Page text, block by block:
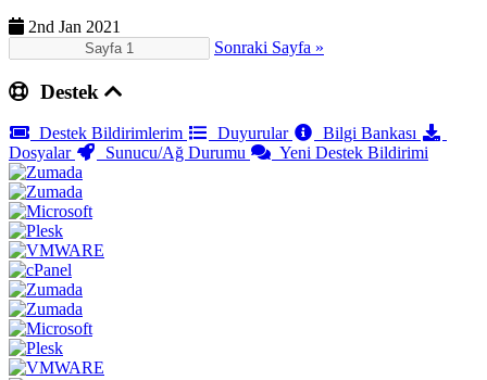
2nd Jan 2021
Sonraki Sayfa »
Destek
Destek Bildirimlerim Duyurular
Bilgi Bankası
Dosyalar
Sunucu/Ağ Durumu Yeni Destek Bildirimi